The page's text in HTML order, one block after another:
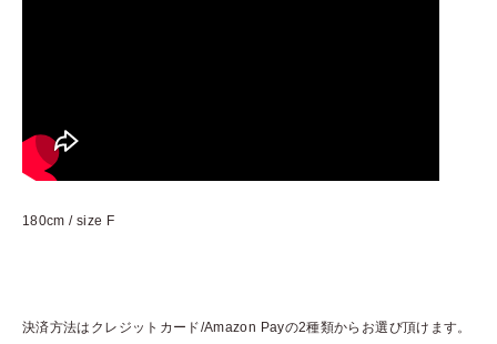
180cm / size F
決済方法はクレジットカード/Amazon Payの2種類からお選び頂けます。